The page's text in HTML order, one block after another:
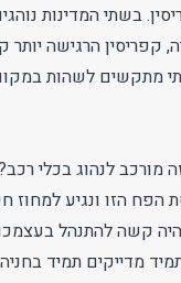
בשתי המדינות
קפריסין הרגישה
מתקשים לשהות
לנהוג בכלי
הפח הזו ונגיע למחוז
היה קשה להתנהל
מדייקים תמיד